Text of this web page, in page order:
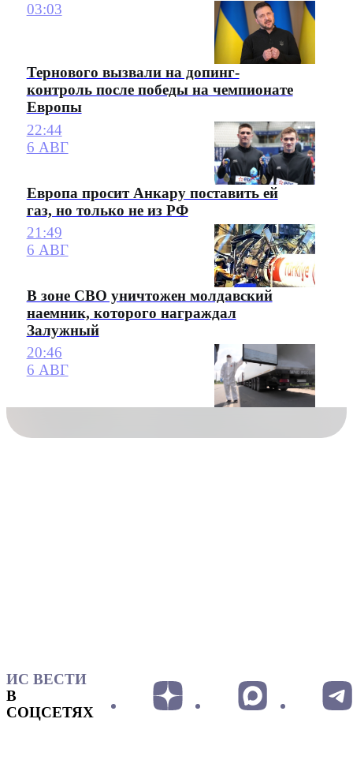
03:03
Тернового вызвали на допинг-
контроль после победы на чемпионате
Европы
22:44
6 АВГ
Европа просит Анкару поставить ей
газ, но только не из РФ
21:49
6 АВГ
В зоне СВО уничтожен молдавский
наемник, которого награждал
Залужный
20:46
6 АВГ
ИС ВЕСТИ
В
СОЦСЕТЯХ